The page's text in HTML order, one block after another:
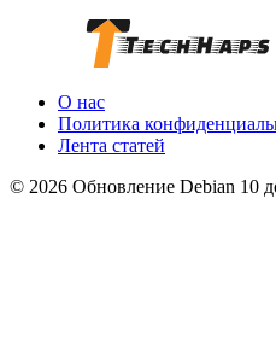
О нас
Политика
Лента статей
© 2026 Обновление Debian 10